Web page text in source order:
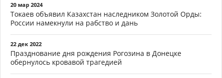
20 мар 2024
Токаев объявил Казахстан наследником Золотой Орды:
России намекнули на рабство и дань
22 дек 2022
Празднование дня рождения Рогозина в Донецке
обернулось кровавой трагедией